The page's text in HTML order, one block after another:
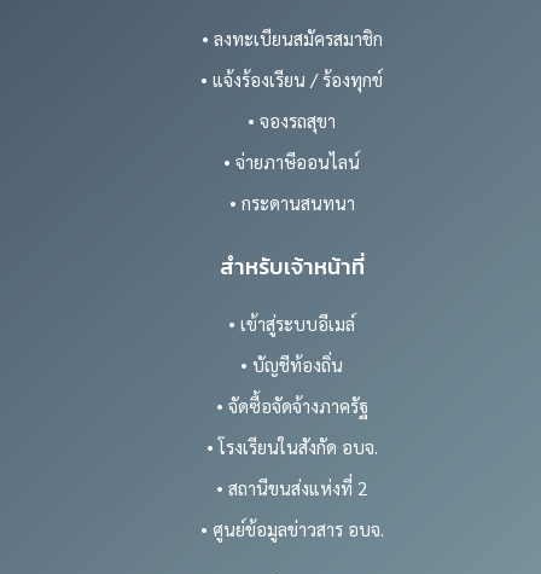
• ลงทะเบียนสมัครสมาชิก
• แจ้งร้องเรียน / ร้องทุกข์
• จองรถสุขา
• จ่ายภาษีออนไลน์
• กระดานสนทนา
สำหรับเจ้าหน้าที่
• เข้าสู่ระบบอีเมล์
• บัญชีท้องถิ่น
• จัดซื้อจัดจ้างภาครัฐ
• โรงเรียนในสังกัด อบจ.
• สถานีขนส่งแห่งที่ 2
• ศูนย์ข้อมูลข่าวสาร อบจ.